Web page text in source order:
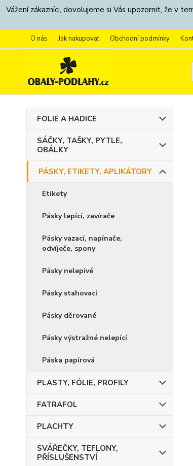
Vážení zákazníci, dovolujeme si Vás upozornit, že v
O nás Jak nakupovat Obchodní podmínky
FOLIE A HADICE
SÁČKY, TAŠKY, PYTLE,
OBÁLKY
PÁSKY, ETIKETY, APLIKÁTORY
Etikety
Pásky lepící, zavírače
Pásky vazací, napínače,
odvíječe, spony
Pásky nelepivé
Pásky stahovací
Pásky děrované
Pásky výstražné nelepící
Páska papírová
PLASTY, FÓLIE, PROFILY
FATRAFOL
PLACHTY
SVÁŘEČKY, TEFLONY,
PŘÍSLUŠENSTVÍ